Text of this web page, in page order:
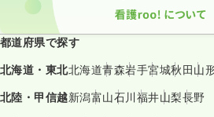
都道府県で探す
北海道・東北北海道青森岩手宮城秋田山
北陸・甲信越新潟富山石川福井山梨長野